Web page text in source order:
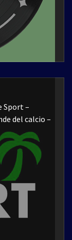
Sport –
del calcio –